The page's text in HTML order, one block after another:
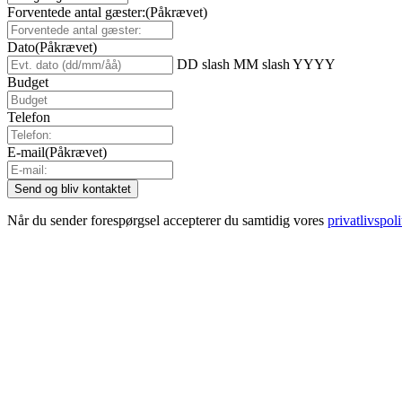
Forventede antal gæster:(Påkrævet)
Dato(Påkrævet)
DD slash MM slash YYYY
Budget
Telefon
E-mail(Påkrævet)
Når du sender forespørgsel accepterer du samtidig vores